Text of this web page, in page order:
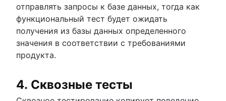
отправлять запросы к базе данных, тогда как
функциональный тест будет ожидать
получения из базы данных определенного
значения в соответствии с требованиями
продукта.
4. Сквозные тесты